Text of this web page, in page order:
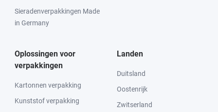
Sieradenverpakkingen Made
in Germany
Oplossingen voor
verpakkingen
Kartonnen verpakking
Kunststof verpakking
Landen
Duitsland
Oostenrijk
Zwitserland